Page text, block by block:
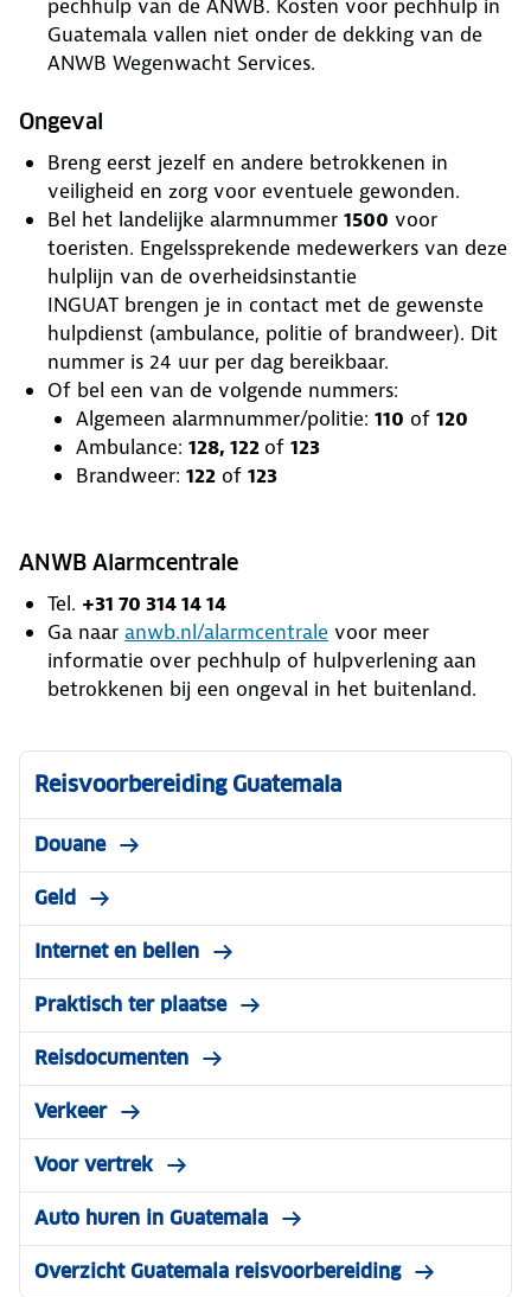
pechhulp van de ANWB. Kosten voor pechhulp in
Guatemala vallen niet onder de dekking van de
ANWB Wegenwacht Services.
Ongeval
Breng eerst jezelf en andere betrokkenen in
veiligheid en zorg voor eventuele gewonden.
Bel het landelijke alarmnummer 1500 voor
toeristen. Engelssprekende medewerkers van deze
hulplijn van de overheidsinstantie
INGUAT brengen je in contact met de gewenste
hulpdienst (ambulance, politie of brandweer). Dit
nummer is 24 uur per dag bereikbaar.
Of bel een van de volgende nummers:
Algemeen alarmnummer/politie: 110 of 120
Ambulance: 128, 122 of 123
Brandweer: 122 of 123
ANWB Alarmcentrale
Tel. +31 70 314 14 14
Ga naar anwb.nl/alarmcentrale voor meer
informatie over pechhulp of hulpverlening aan
betrokkenen bij een ongeval in het buitenland.
Reisvoorbereiding Guatemala
Douane
Geld
Internet en bellen
Praktisch ter plaatse
Reisdocumenten
Verkeer
Voor vertrek
Auto huren in Guatemala
Overzicht Guatemala reisvoorbereiding